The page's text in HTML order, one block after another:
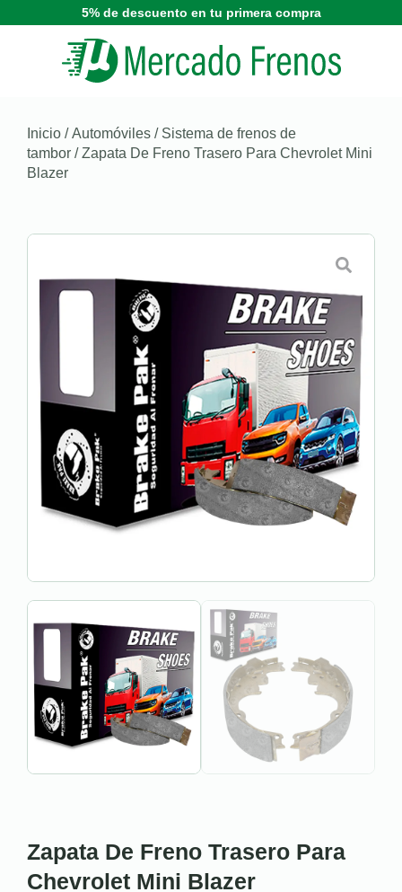
5% de descuento en tu primera compra
Inicio /Automóviles / Sistema de frenos de
tambor / Zapata De Freno Trasero Para Chevrolet Mini
Blazer
Zapata De Freno Trasero Para
Chevrolet Mini Blazer